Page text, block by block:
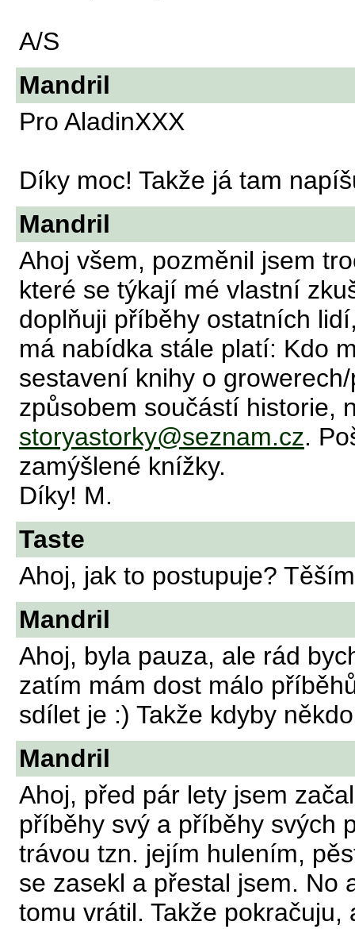
A/S
Mandril
Pro AladinXXX
Díky moc! Takže já tam
Mandril
Ahoj všem, pozměnil jsem
které se týkají mé vlastní
doplňuji příběhy ostatních
má nabídka stále platí: Kdo
sestavení knihy o
způsobem součástí historie,
storyastorky@seznam.cz.
zamýšlené knížky.
Díky! M.
Taste
Ahoj, jak to postupuje?
Mandril
Ahoj, byla pauza, ale rád
zatím mám dost málo
sdílet je :) Takže kdyby
Mandril
Ahoj, před pár lety jsem
příběhy svý a příběhy svých
trávou tzn. jejím hulením,
se zasekl a přestal jsem. No
tomu vrátil. Takže